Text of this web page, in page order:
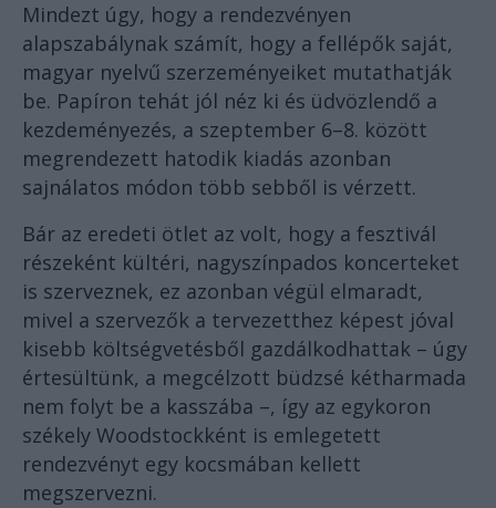
Mindezt úgy, hogy a rendezvényen
alapszabálynak számít, hogy a fellépők saját,
magyar nyelvű szerzeményeiket mutathatják
be. Papíron tehát jól néz ki és üdvözlendő a
kezdeményezés, a szeptember 6–8. között
megrendezett hatodik kiadás azonban
sajnálatos módon több sebből is vérzett.
Bár az eredeti ötlet az volt, hogy a fesztivál
részeként kültéri, nagyszínpados koncerteket
is szerveznek, ez azonban végül elmaradt,
mivel a szervezők a tervezetthez képest jóval
kisebb költségvetésből gazdálkodhattak – úgy
értesültünk, a megcélzott büdzsé kétharmada
nem folyt be a kasszába –, így az egykoron
székely Woodstockként is emlegetett
rendezvényt egy kocsmában kellett
megszervezni.